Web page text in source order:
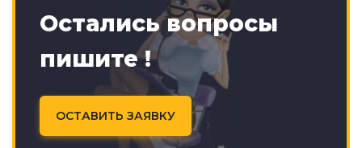
Остались вопросы
пишите !
ОСТАВИТЬ ЗАЯВКУ